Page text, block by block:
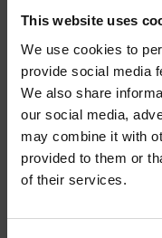
This website uses
We use cookies to
provide social media
We also share
our social media,
may combine it with
provided to them or
of their services.
13/04/2026
I consumi
valore di
I dati del
FIPE-
e la leggera
ISCRIVITI